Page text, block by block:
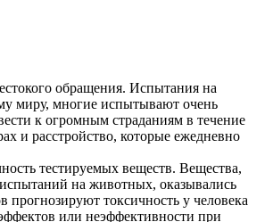
обращения. Испытания на
миру, многие испытывают очень
к огромным страданиям в течение
и расстройство, которые ежедневно
тестируемых веществ. Вещества,
на животных, оказывались
токсичность у человека
или неэффективности при